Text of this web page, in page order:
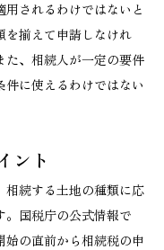
されるわけではないと
を揃えて申請しなけれ
た、相続人が一定の要件
に使えるわけではない
ント
相続する土地の種類に応
。国税庁の公式情報で
始の直前から相続税の申